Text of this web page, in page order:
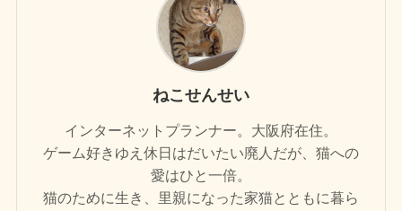
ねこせんせい
インターネットプランナー。大阪府在住。
ゲーム好きゆえ休日はだいたい廃人だが、猫への
愛はひと一倍。
猫のために生き、里親になった家猫とともに暮ら